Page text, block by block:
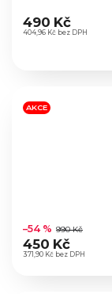
hodnocení
produktu
hvězdiček.
404,96 Kč bez DPH
490 Kč
AKCE
hodnocení
produktu
je
371,90 Kč bez DPH
–54 % 990 Kč
450 Kč